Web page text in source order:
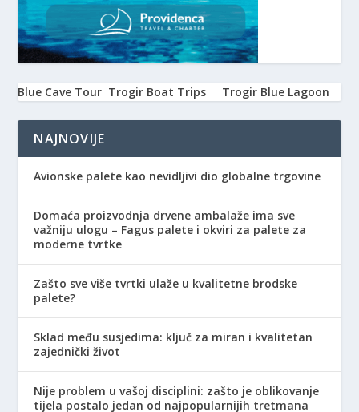
Blue Cave Tour Trogir Boat Trips Trogir Blue Lagoon
NAJNOVIJE
Avionske palete kao nevidljivi dio globalne trgovine
Domaća proizvodnja drvene ambalaže ima sve
važniju ulogu – Fagus palete i okviri za palete za
moderne tvrtke
Zašto sve više tvrtki ulaže u kvalitetne brodske
palete?
Sklad među susjedima: ključ za miran i kvalitetan
zajednički život
Nije problem u vašoj disciplini: zašto je oblikovanje
tijela postalo jedan od najpopularnijih tretmana